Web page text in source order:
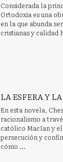
Considerada la
Ortodoxia es una
en la que abunda
cristianas y calidad
LA ESFERA Y
En esta novela,
racionalismo a
católico MacIan y
persecución y
cómo ...